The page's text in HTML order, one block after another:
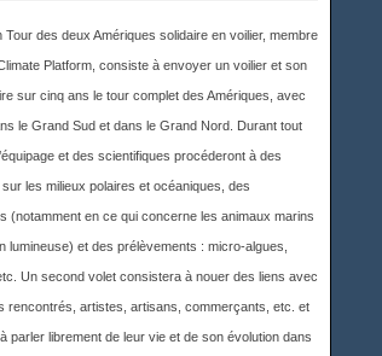
Tour des deux Amériques solidaire en voilier, membre
Platform, consiste à envoyer un voilier et son
sur cinq ans le tour complet des Amériques, avec
le Grand Sud et dans le Grand Nord. Durant tout
et des scientifiques procéderont à des
les milieux polaires et océaniques, des
(notamment en ce qui concerne les animaux marins
lumineuse) et des prélèvements : micro-algues,
Un second volet consistera à nouer des liens avec
rencontrés, artistes, artisans, commerçants, etc. et
parler librement de leur vie et de son évolution dans